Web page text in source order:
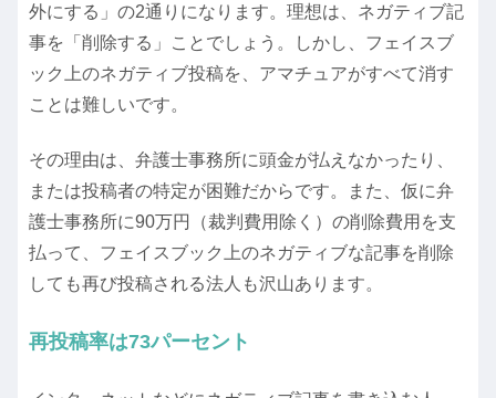
外にする」の2通りになります。理想は、ネガティブ記
事を「削除する」ことでしょう。しかし、フェイスブ
ック上のネガティブ投稿を、アマチュアがすべて消す
ことは難しいです。
その理由は、弁護士事務所に頭金が払えなかったり、
または投稿者の特定が困難だからです。また、仮に弁
護士事務所に90万円（裁判費用除く）の削除費用を支
払って、フェイスブック上のネガティブな記事を削除
しても再び投稿される法人も沢山あります。
再投稿率は73パーセント